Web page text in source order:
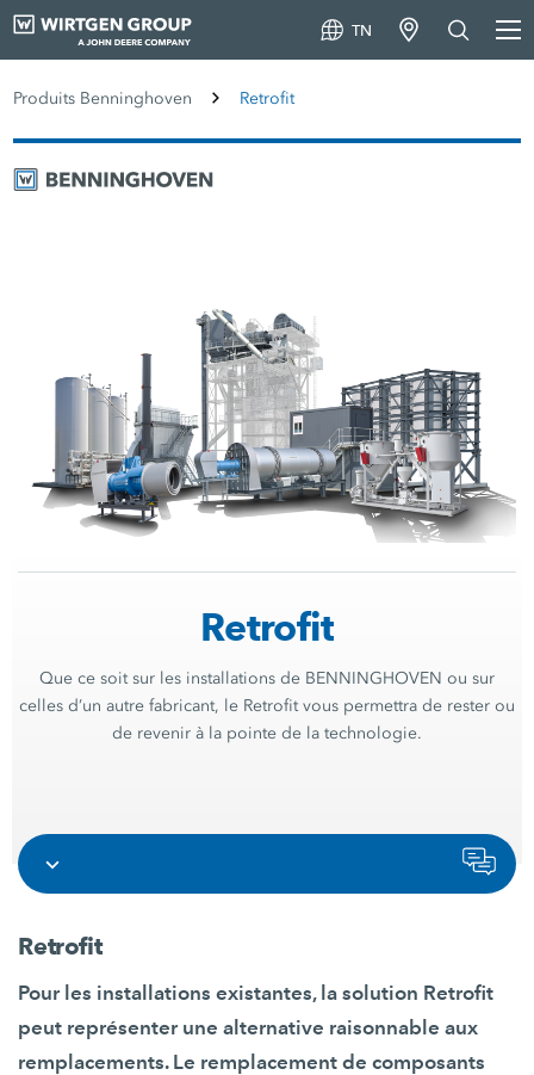
TN
Produits Benninghoven Retrofit
Retrofit
Que ce soit sur les installations de BENNINGHOVEN ou sur
celles d’un autre fabricant, le Retrofit vous permettra de rester ou
de revenir à la pointe de la technologie.
Retrofit
Pour les installations existantes, la solution Retrofit
peut représenter une alternative raisonnable aux
remplacements. Le remplacement de composants